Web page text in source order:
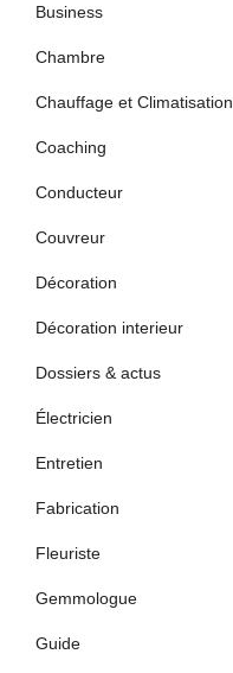
Business
Chambre
Chauffage et Climatisation
Coaching
Conducteur
Couvreur
Décoration
Décoration interieur
Dossiers & actus
Électricien
Entretien
Fabrication
Fleuriste
Gemmologue
Guide